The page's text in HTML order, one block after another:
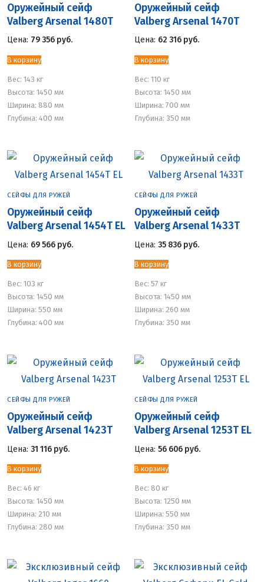
Оружейный сейф
Valberg Arsenal 1480Т
Цена: 79 356 руб.
В корзину
Вес: 143 кг
Высота: 1450 мм
Ширина: 880 мм
Глубина: 400 мм
Оружейный сейф
Valberg Arsenal 1470Т
Цена: 62 316 руб.
В корзину
Вес: 110 кг
Высота: 1450 мм
Ширина: 700 мм
Глубина: 350 мм
СЕЙФЫ ДЛЯ РУЖЕЙ
Оружейный сейф
Valberg Arsenal 1454Т EL
Цена: 69 566 руб.
В корзину
Вес: 103 кг
Высота: 1450 мм
Ширина: 550 мм
Глубина: 400 мм
СЕЙФЫ ДЛЯ РУЖЕЙ
Оружейный сейф
Valberg Arsenal 1433Т
Цена: 35 836 руб.
В корзину
Вес: 57 кг
Высота: 1450 мм
Ширина: 260 мм
Глубина: 350 мм
СЕЙФЫ ДЛЯ РУЖЕЙ
Оружейный сейф
Valberg Arsenal 1423Т
Цена: 31 116 руб.
В корзину
Вес: 46 кг
Высота: 1450 мм
Ширина: 210 мм
Глубина: 280 мм
СЕЙФЫ ДЛЯ РУЖЕЙ
Оружейный сейф
Valberg Arsenal 1253Т EL
Цена: 56 606 руб.
В корзину
Вес: 80 кг
Высота: 1250 мм
Ширина: 550 мм
Глубина: 350 мм